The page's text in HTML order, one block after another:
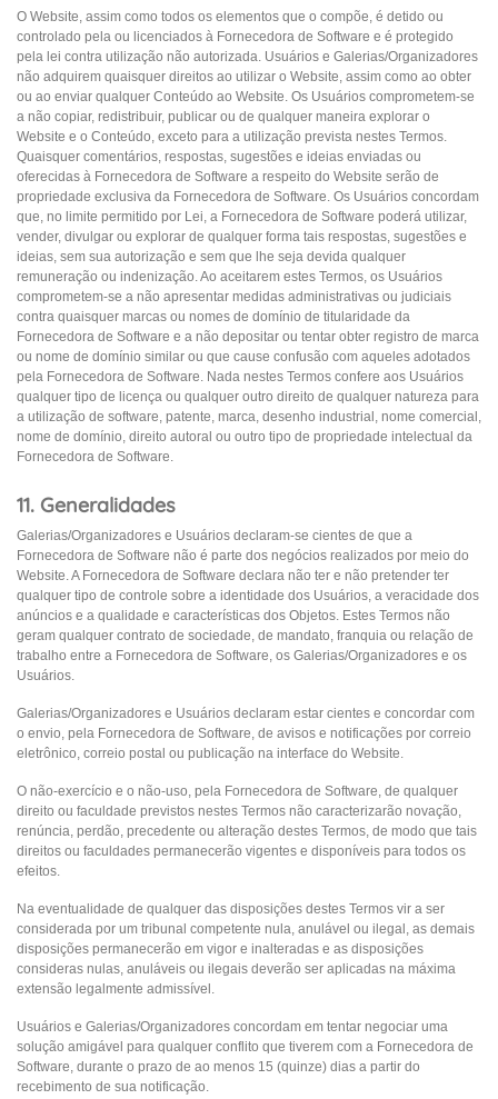
O Website, assim como todos os elementos que o compõe, é detido ou
controlado pela ou licenciados à Fornecedora de Software e é protegido
pela lei contra utilização não autorizada. Usuários e Galerias/Organizadores
não adquirem quaisquer direitos ao utilizar o Website, assim como ao obter
ou ao enviar qualquer Conteúdo ao Website. Os Usuários comprometem-se
a não copiar, redistribuir, publicar ou de qualquer maneira explorar o
Website e o Conteúdo, exceto para a utilização prevista nestes Termos.
Quaisquer comentários, respostas, sugestões e ideias enviadas ou
oferecidas à Fornecedora de Software a respeito do Website serão de
propriedade exclusiva da Fornecedora de Software. Os Usuários concordam
que, no limite permitido por Lei, a Fornecedora de Software poderá utilizar,
vender, divulgar ou explorar de qualquer forma tais respostas, sugestões e
ideias, sem sua autorização e sem que lhe seja devida qualquer
remuneração ou indenização. Ao aceitarem estes Termos, os Usuários
comprometem-se a não apresentar medidas administrativas ou judiciais
contra quaisquer marcas ou nomes de domínio de titularidade da
Fornecedora de Software e a não depositar ou tentar obter registro de marca
ou nome de domínio similar ou que cause confusão com aqueles adotados
pela Fornecedora de Software. Nada nestes Termos confere aos Usuários
qualquer tipo de licença ou qualquer outro direito de qualquer natureza para
a utilização de software, patente, marca, desenho industrial, nome comercial,
nome de domínio, direito autoral ou outro tipo de propriedade intelectual da
Fornecedora de Software.
11. Generalidades
Galerias/Organizadores e Usuários declaram-se cientes de que a
Fornecedora de Software não é parte dos negócios realizados por meio do
Website. A Fornecedora de Software declara não ter e não pretender ter
qualquer tipo de controle sobre a identidade dos Usuários, a veracidade dos
anúncios e a qualidade e características dos Objetos. Estes Termos não
geram qualquer contrato de sociedade, de mandato, franquia ou relação de
trabalho entre a Fornecedora de Software, os Galerias/Organizadores e os
Usuários.
Galerias/Organizadores e Usuários declaram estar cientes e concordar com
o envio, pela Fornecedora de Software, de avisos e notificações por correio
eletrônico, correio postal ou publicação na interface do Website.
O não-exercício e o não-uso, pela Fornecedora de Software, de qualquer
direito ou faculdade previstos nestes Termos não caracterizarão novação,
renúncia, perdão, precedente ou alteração destes Termos, de modo que tais
direitos ou faculdades permanecerão vigentes e disponíveis para todos os
efeitos.
Na eventualidade de qualquer das disposições destes Termos vir a ser
considerada por um tribunal competente nula, anulável ou ilegal, as demais
disposições permanecerão em vigor e inalteradas e as disposições
consideras nulas, anuláveis ou ilegais deverão ser aplicadas na máxima
extensão legalmente admissível.
Usuários e Galerias/Organizadores concordam em tentar negociar uma
solução amigável para qualquer conflito que tiverem com a Fornecedora de
Software, durante o prazo de ao menos 15 (quinze) dias a partir do
recebimento de sua notificação.